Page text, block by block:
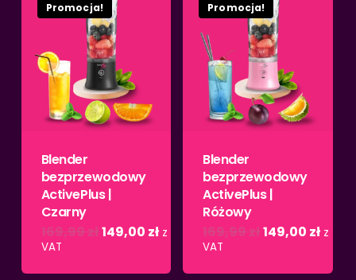
Promocja!
Blender
bezprzewodowy
ActivePlus |
Czarny
169,99złPierwotna
cena
169,99 zł.
149,00 złAktualna
wynosi:
149,00 zł.
z
VAT
Promocja!
Blender
bezprzewodowy
ActivePlus |
Różowy
169,99złPierwotna
cena
169,99 zł.
149,00 zł z
VAT